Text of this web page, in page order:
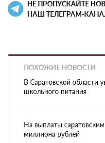
НЕ ПРОПУСКАЙТЕ
НАШ ТЕЛЕГРАМ-
ПОХОЖИЕ НОВОСТИ
В Саратовской области
школьного питания
На выплаты
миллиона рублей